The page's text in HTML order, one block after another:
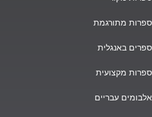
ספרות מתורגמת
ספרים באנגלית
ספרות מקצועית
אלבומים עבריים